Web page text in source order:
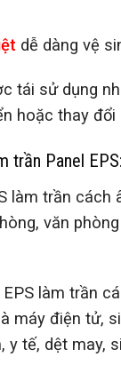
dễ dàng vệ
tái sử dụng
hoặc thay đổi
trần Panel EPS:
làm trần cách
văn
làm trần
máy điện tử,
y tế, dệt may,